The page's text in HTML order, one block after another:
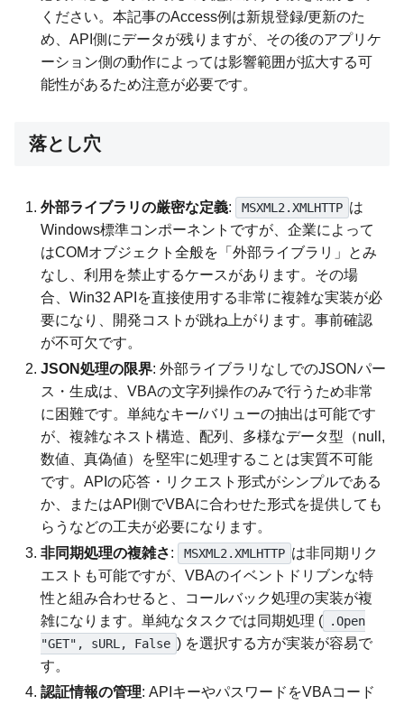
ください。本記事のAccess例は新規登録/更新のた
め、API側にデータが残りますが、その後のアプリケ
ーション側の動作によっては影響範囲が拡大する可
能性があるため注意が必要です。
落とし穴
外部ライブラリの厳密な定義: MSXML2.XMLHTTP は
Windows標準コンポーネントですが、企業によって
はCOMオブジェクト全般を「外部ライブラリ」とみ
なし、利用を禁止するケースがあります。その場
合、Win32 APIを直接使用する非常に複雑な実装が必
要になり、開発コストが跳ね上がります。事前確認
が不可欠です。
JSON処理の限界: 外部ライブラリなしでのJSONパー
ス・生成は、VBAの文字列操作のみで行うため非常
に困難です。単純なキー/バリューの抽出は可能です
が、複雑なネスト構造、配列、多様なデータ型（null,
数値、真偽値）を堅牢に処理することは実質不可能
です。APIの応答・リクエスト形式がシンプルである
か、またはAPI側でVBAに合わせた形式を提供しても
らうなどの工夫が必要になります。
非同期処理の複雑さ: MSXML2.XMLHTTP は非同期リク
エストも可能ですが、VBAのイベントドリブンな特
性と組み合わせると、コールバック処理の実装が複
雑になります。単純なタスクでは同期処理 (
.Open
"GET", sURL, False ) を選択する方が実装が容易で
す。
認証情報の管理: APIキーやパスワードをVBAコード